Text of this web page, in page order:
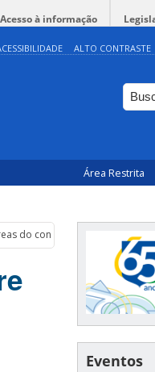
Acesso à informação
ALTO CONTRASTE
Área Restrita
do conhecimento
Eventos